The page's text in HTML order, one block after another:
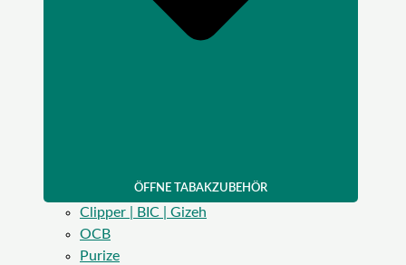
ÖFFNE TABAKZUBEHÖR
Clipper | BIC | Gizeh
OCB
Purize